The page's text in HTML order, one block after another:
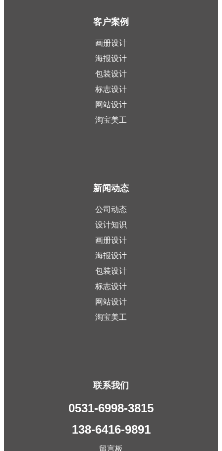
客户案例
画册设计
海报设计
包装设计
标志设计
网站设计
淘宝美工
新闻动态
公司动态
设计知识
画册设计
海报设计
包装设计
标志设计
网站设计
淘宝美工
联系我们
0531-6998-3815
138-6416-9891
留言板